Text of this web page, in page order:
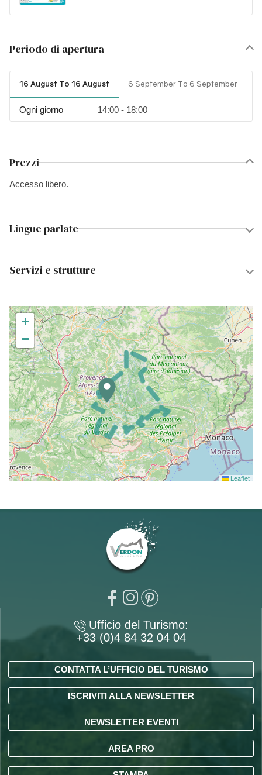
Periodo di apertura
16 August To 16 August 6 September To 6 September
Ogni giorno 14:00 - 18:00
Prezzi
Accesso libero.
Lingue parlate
Servizi e strutture
+
−
Leaflet
Ufficio del Turismo:
+33 (0)4 84 32 04 04
CONTATTA L’UFFICIO DEL TURISMO
ISCRIVITI ALLA NEWSLETTER
NEWSLETTER EVENTI
AREA PRO